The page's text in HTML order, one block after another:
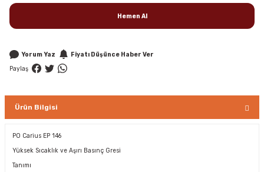
Hemen Al
Yorum Yaz
Fiyatı Düşünce Haber Ver
Paylaş
Ürün Bilgisi
PO Carius EP 146
Yüksek Sıcaklık ve Aşırı Basınç Gresi
Tanımı